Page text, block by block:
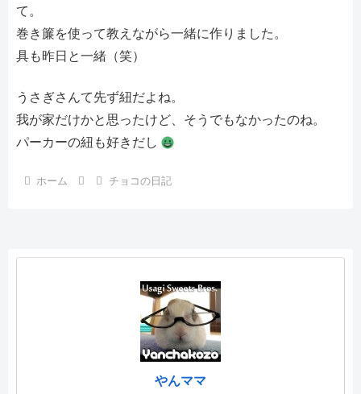
て。
巻き簾を使って教えながら一緒に作りました。
具も昨日と一緒（笑）
うさぎさんて先ず紐だよね。
我が家だけかと思ったけど、そうでもなかったのね。
パーカーの紐も好きだし
ホーム チョコの日記
やんママ